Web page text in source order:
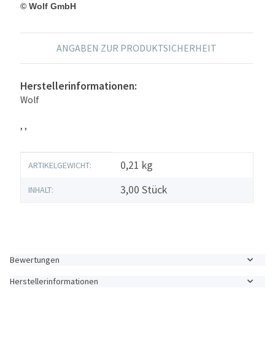
© Wolf GmbH
ANGABEN ZUR PRODUKTSICHERHEIT
Herstellerinformationen:
Wolf
, ,
Produkteigenschaft
Wert
ARTIKELGEWICHT: 0,21 kg
INHALT: 3,00 Stück
Bewertungen
Herstellerinformationen